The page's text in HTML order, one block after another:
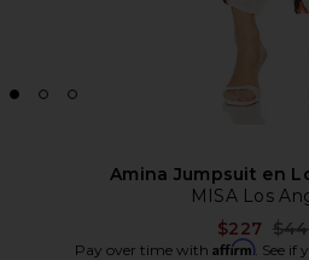
Amina Jumpsuit en
MISA Los
$227
Pay over time with Affirm. See if